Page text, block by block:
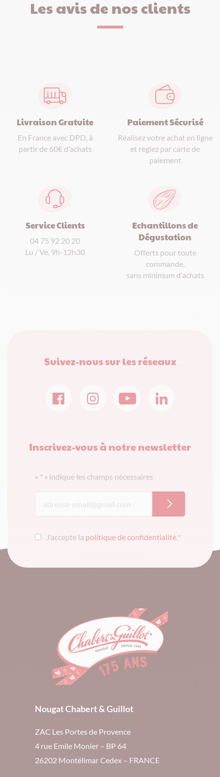
Les avis de nos clients
Livraison Gratuite
En France avec DPD, à
partir de 60€ d'achats
Paiement Sécurisé
Réalisez votre achat en ligne
et réglez par carte de
paiement
Service Clients
04 75 92 20 20
Lu / Ve, 9h-12h30
Echantillons de
Dégustation
Offerts pour toute
commande,
sans minimum d'achats
Suivez-nous sur les réseaux
Inscrivez-vous à notre newsletter
« * » indique les champs nécessaires
J’accepte la politique de confidentialité.*
Nougat Chabert & Guillot
ZAC Les Portes de Provence
4 rue Emile Monier – BP 64
26202 Montélimar Cedex – FRANCE